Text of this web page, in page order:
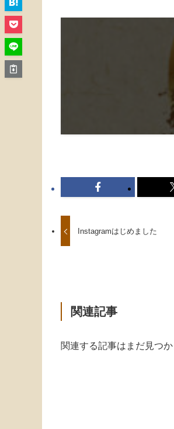
Instagramはじめました
関連記事
関連する記事はまだ見つか